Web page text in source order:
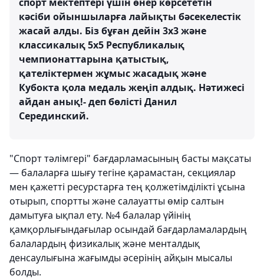
кәсіби ойыншыларға лайықты бәсекелестік
жасай алды. Біз бұған дейін 3х3 және
классикалық 5х5 Республикалық
чемпионаттарына қатыстық,
қателіктермен жұмыс жасадық және
Кубокта қола медаль жеңіп алдық. Нәтижесі
айдан анық!- деп бөлісті Данил
Серединский.
"Спорт тәлімгері" бағдарламасының басты мақсаты
— балаларға шығу тегіне қарамастан, секциялар
мен қажетті ресурстарға тең қолжетімділікті ұсына
отырып, спортты және салауатты өмір салтын
дамытуға ықпал ету. №4 балалар үйінің
қамқорлығындағылар осындай бағдарламалардың
балалардың физикалық және менталдық
денсаулығына жағымды әсерінің айқын мысалы
болды.